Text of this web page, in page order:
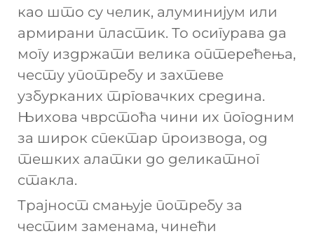
као што су челик, алуминијум или
армирани пластик. То осигурава да
могу издржати велика оптерећења,
честу употребу и захтеве
узбурканих трговачких средина.
Њихова чврстоћа чини их погодним
за широк спектар производа, од
тешких алатки до деликатног
стакла.
Трајност смањује потребу за
честим заменама, чинећи